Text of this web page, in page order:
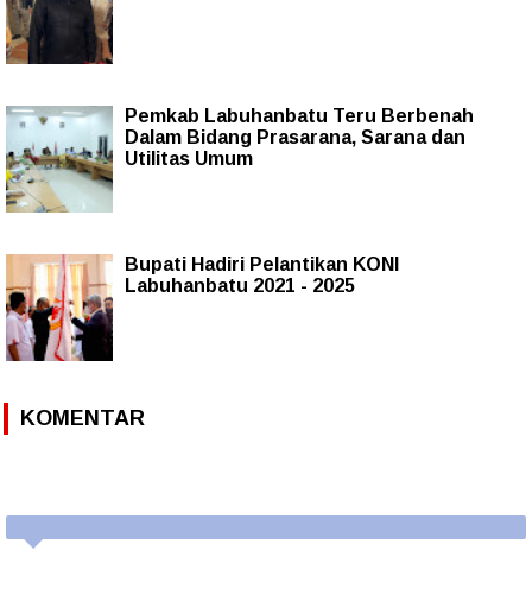
Pemkab Labuhanbatu Teru Berbenah
Dalam Bidang Prasarana, Sarana dan
Utilitas Umum
Bupati Hadiri Pelantikan KONI
Labuhanbatu 2021 - 2025
KOMENTAR